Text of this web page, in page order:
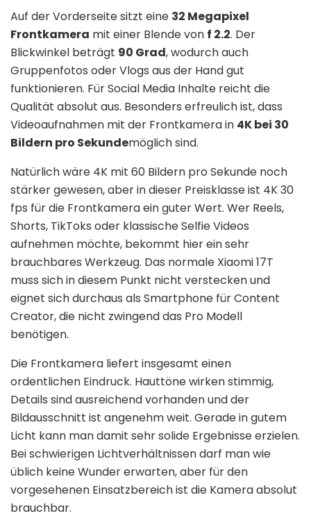
Auf der Vorderseite sitzt eine 32 Megapixel
Frontkamera mit einer Blende von f 2.2. Der
Blickwinkel beträgt 90 Grad, wodurch auch
Gruppenfotos oder Vlogs aus der Hand gut
funktionieren. Für Social Media Inhalte reicht die
Qualität absolut aus. Besonders erfreulich ist, dass
Videoaufnahmen mit der Frontkamera in 4K bei 30
Bildern pro Sekundemöglich sind.
Natürlich wäre 4K mit 60 Bildern pro Sekunde noch
stärker gewesen, aber in dieser Preisklasse ist 4K 30
fps für die Frontkamera ein guter Wert. Wer Reels,
Shorts, TikToks oder klassische Selfie Videos
aufnehmen möchte, bekommt hier ein sehr
brauchbares Werkzeug. Das normale Xiaomi 17T
muss sich in diesem Punkt nicht verstecken und
eignet sich durchaus als Smartphone für Content
Creator, die nicht zwingend das Pro Modell
benötigen.
Die Frontkamera liefert insgesamt einen
ordentlichen Eindruck. Hauttöne wirken stimmig,
Details sind ausreichend vorhanden und der
Bildausschnitt ist angenehm weit. Gerade in gutem
Licht kann man damit sehr solide Ergebnisse erzielen.
Bei schwierigen Lichtverhältnissen darf man wie
üblich keine Wunder erwarten, aber für den
vorgesehenen Einsatzbereich ist die Kamera absolut
brauchbar.